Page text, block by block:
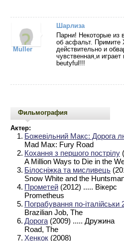
Muller
Шарлиза
Парни! Некоторые из
об асфальт.
действительно и
чувственная,и
beutyful!!!
Фильмография
Актер:
1. Божевільний Макс: Дорога
Mad Max: Fury Road
2. Кохання з першого пострілу
A Million Ways to Die in the
3. Білосніжка та мисливець
Snow White and the
4. Прометей (2012) ..... Вікерс
Prometheus
5. Пограбування по-італійськи
Brazilian Job, The
6. Дорога (2009) ..... Дружина
Road, The
7. Хенкок (2008)